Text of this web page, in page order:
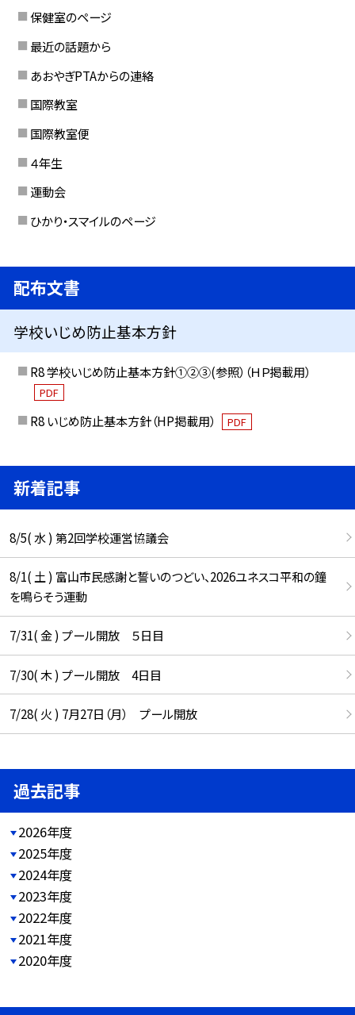
保健室のページ
最近の話題から
あおやぎPTAからの連絡
国際教室
国際教室便
４年生
運動会
ひかり・スマイルのページ
配布文書
学校いじめ防止基本方針
R8 学校いじめ防止基本方針①②③(参照）（ＨＰ掲載用）
PDF
R8 いじめ防止基本方針（HP掲載用） PDF
新着記事
8/5( 水 ) 第2回学校運営協議会
8/1( 土 ) 富山市民感謝と誓いのつどい、2026ユネスコ平和の鐘
を鳴らそう運動
7/31( 金 ) プール開放 ５日目
7/30( 木 ) プール開放 4日目
7/28( 火 ) 7月27日（月） プール開放
過去記事
2026年度
2025年度
2024年度
2023年度
2022年度
2021年度
2020年度